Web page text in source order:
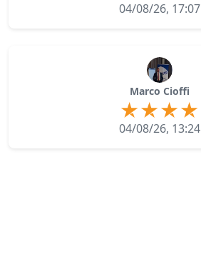
04/08/26, 17:07
Marco Cioffi
04/08/26, 13:24